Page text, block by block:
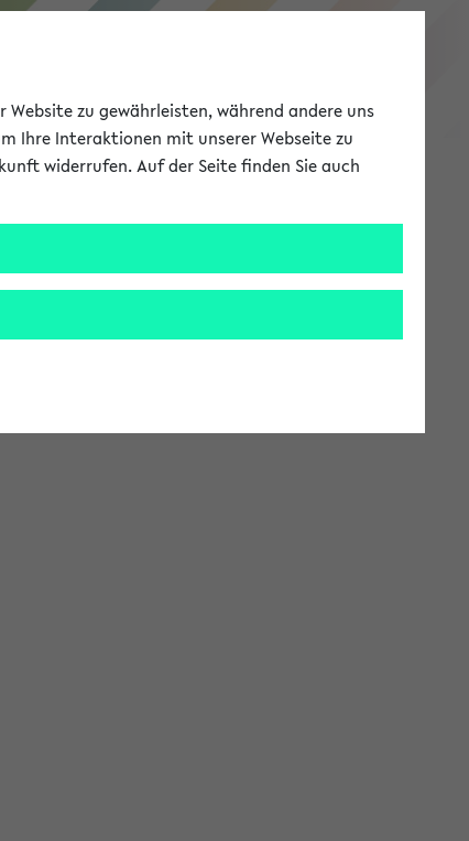
eKVV
zur Verfügung steht.
zu gewährleisten, während andere uns
Ihre Interaktionen mit unserer Webseite zu
widerrufen. Auf der Seite finden Sie auch